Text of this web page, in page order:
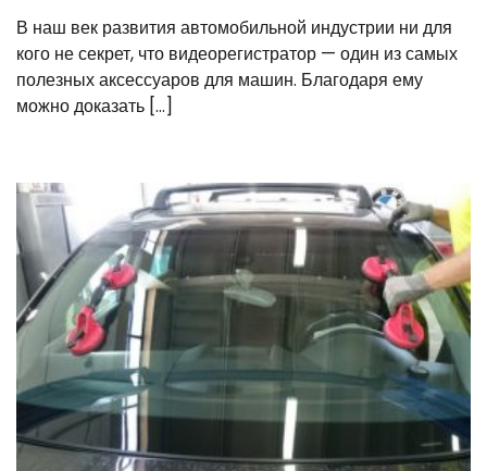
В наш век развития автомобильной индустрии ни для
кого не секрет, что видеорегистратор — один из самых
полезных аксессуаров для машин. Благодаря ему
можно доказать […]